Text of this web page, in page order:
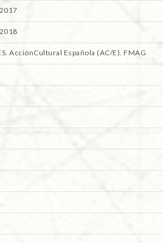
AcciónCultural Española (AC/E). FMAG